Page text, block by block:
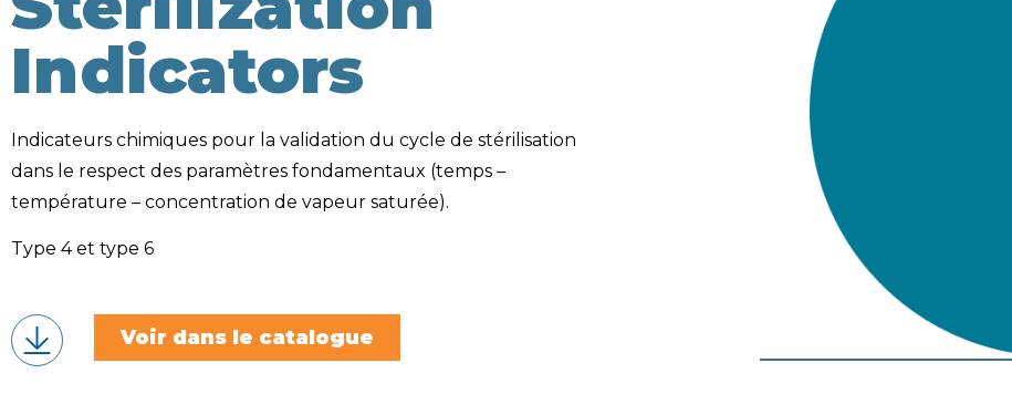
Indicators
Indicateurs chimiques pour la validation du cycle de stérilisation
dans le respect des paramètres fondamentaux (temps –
température – concentration de vapeur saturée).
Type 4 et type 6
Voir dans le catalogue